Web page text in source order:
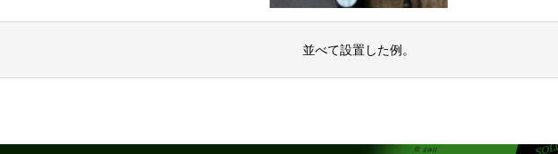
並べて設置した例。